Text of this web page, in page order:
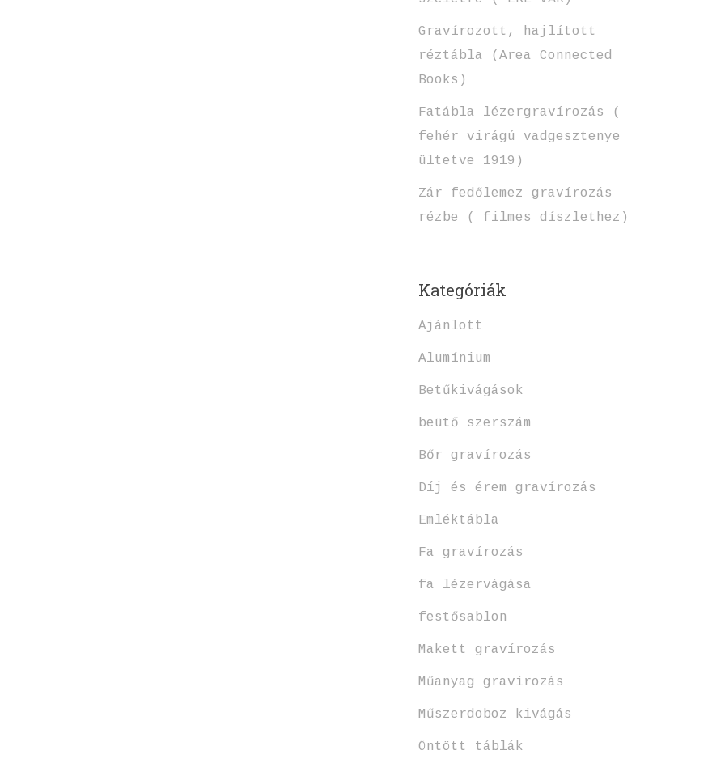
Gravírozott, hajlított
réztábla (Area Connected
Books)
Fatábla lézergravírozás (
fehér virágú vadgesztenye
ültetve 1919)
Zár fedőlemez gravírozás
rézbe ( filmes díszlethez)
Kategóriák
Ajánlott
Alumínium
Betűkivágások
beütő szerszám
Bőr gravírozás
Díj és érem gravírozás
Emléktábla
Fa gravírozás
fa lézervágása
festősablon
Makett gravírozás
Műanyag gravírozás
Műszerdoboz kivágás
Öntött táblák